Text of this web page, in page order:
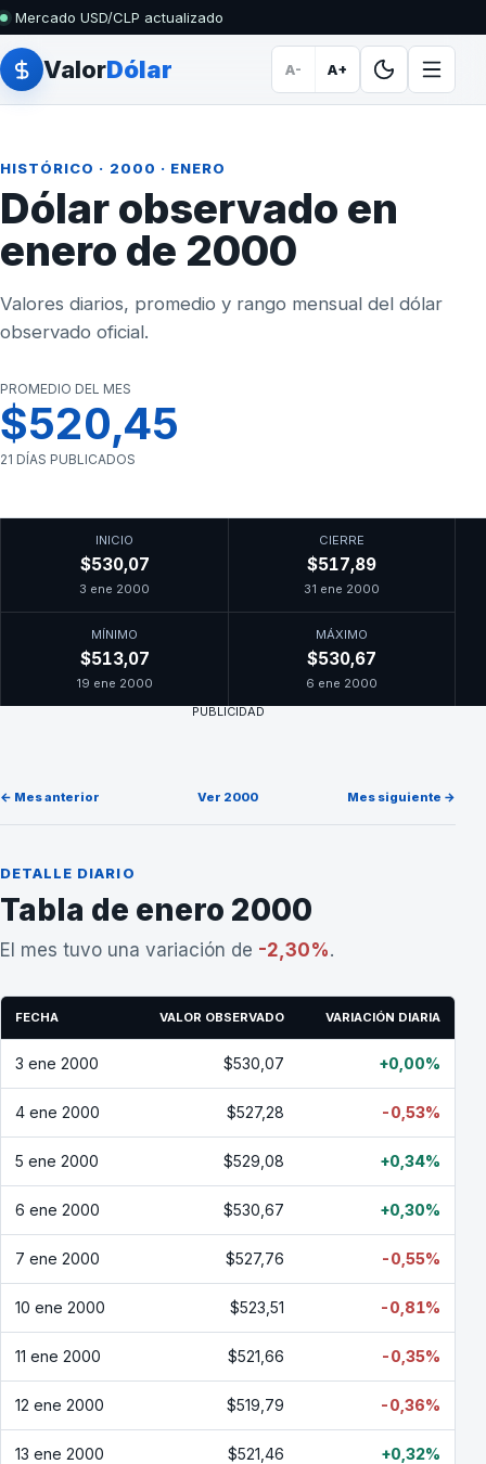
Mercado USD/CLP actualizado
ValorDólar A- A+
HISTÓRICO · 2000 · ENERO
Dólar observado en
enero de 2000
Valores diarios, promedio y rango mensual del dólar
observado oficial.
PROMEDIO DEL MES
$520,45
21 DÍAS PUBLICADOS
INICIO
$530,07
3 ene 2000
CIERRE
$517,89
31 ene 2000
MÍNIMO
$513,07
19 ene 2000
MÁXIMO
$530,67
6 ene 2000
PUBLICIDAD
← Mes anterior Ver 2000 Mes siguiente →
DETALLE DIARIO
Tabla de enero 2000
El mes tuvo una variación de -2,30%.
FECHA VALOR OBSERVADO VARIACIÓN DIARIA
3 ene 2000 $530,07 +0,00%
4 ene 2000 $527,28 -0,53%
5 ene 2000 $529,08 +0,34%
6 ene 2000 $530,67 +0,30%
7 ene 2000 $527,76 -0,55%
10 ene 2000 $523,51 -0,81%
11 ene 2000 $521,66 -0,35%
12 ene 2000 $519,79 -0,36%
13 ene 2000 $521,46 +0,32%